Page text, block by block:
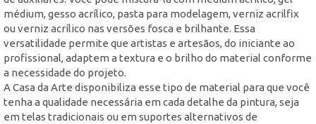
médium, gesso acrílico, pasta para modelagem, verniz acrilfix
ou verniz acrílico nas versões fosca e brilhante. Essa
versatilidade permite que artistas e artesãos, do iniciante ao
profissional, adaptem a textura e o brilho do material conforme
a necessidade do projeto.
A Casa da Arte disponibiliza esse tipo de material para que você
tenha a qualidade necessária em cada detalhe da pintura, seja
em telas tradicionais ou em suportes alternativos de